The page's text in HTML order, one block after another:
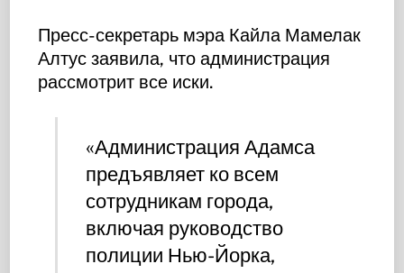
Пресс-секретарь мэра Кайла Мамелак
Алтус заявила, что администрация
рассмотрит все иски.
«Администрация Адамса
предъявляет ко всем
сотрудникам города,
включая руководство
полиции Нью-Йорка,